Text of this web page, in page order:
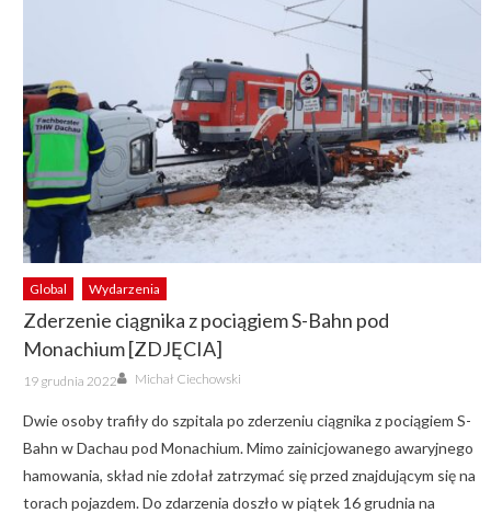
Global Wydarzenia
Zderzenie ciągnika z pociągiem S-Bahn pod
Monachium [ZDJĘCIA]
Posted
on
19 grudnia 2022 Author
Michał Ciechowski
Dwie osoby trafiły do szpitala po zderzeniu ciągnika z pociągiem S-
Bahn w Dachau pod Monachium. Mimo zainicjowanego awaryjnego
hamowania, skład nie zdołał zatrzymać się przed znajdującym się na
torach pojazdem. Do zdarzenia doszło w piątek 16 grudnia na